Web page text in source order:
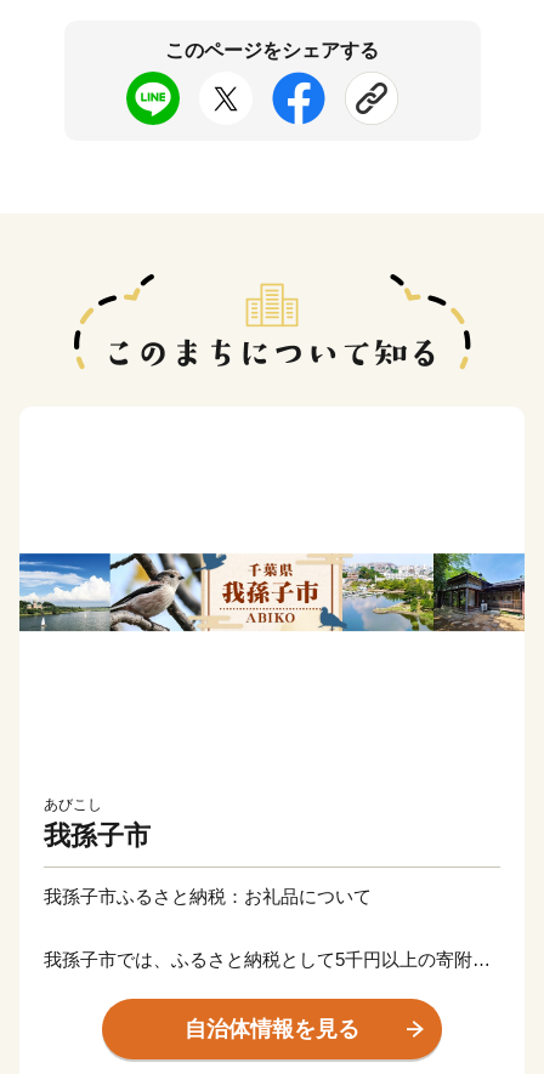
このページをシェアする
あびこし
我孫子市
我孫子市ふるさと納税：お礼品について
我孫子市では、ふるさと納税として5千円以上の寄附を
お礼品は、寄附金額に応じて、我孫子市ふるさと産品と
して推奨している地元産品や我孫子市産のお米、障がい
自治体情報を見る